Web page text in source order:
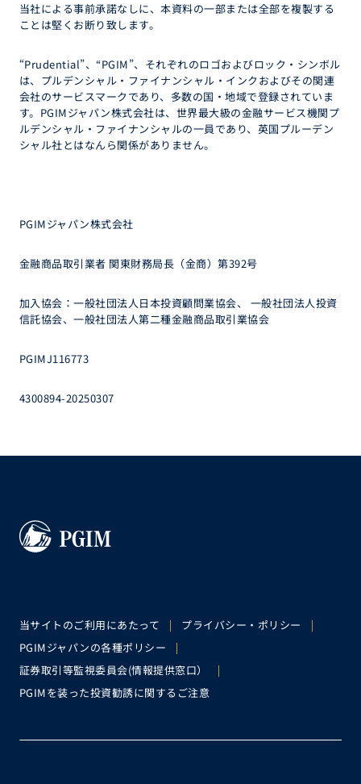
当社による事前承諾なしに、本資料の一部または全部を複製する
ことは堅くお断り致します。
“Prudential”、“PGIM”、それぞれのロゴおよびロック・シンボル
は、プルデンシャル・ファイナンシャル・インクおよびその関連
会社のサービスマークであり、多数の国・地域で登録されていま
す。PGIMジャパン株式会社は、世界最大級の金融サービス機関プ
ルデンシャル・ファイナンシャルの一員であり、英国プルーデン
シャル社とはなんら関係がありません。
PGIMジャパン株式会社
金融商品取引業者 関東財務局長（金商）第392号
加入協会：一般社団法人日本投資顧問業協会、 一般社団法人投資
信託協会、一般社団法人第二種金融商品取引業協会
PGIMJ116773
4300894-20250307
当サイトのご利用にあたって
プライバシー・ポリシー
PGIMジャパンの各種ポリシー
証券取引等監視委員会(情報提供窓口）
PGIMを装った投資勧誘に関するご注意